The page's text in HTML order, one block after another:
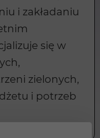
i zakładaniu
się w
zielonych,
i potrzeb